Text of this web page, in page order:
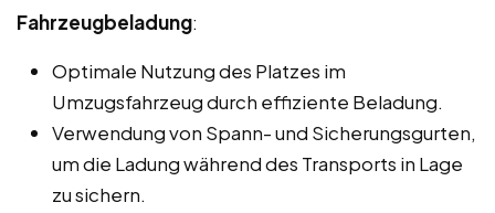
Fahrzeugbeladung:
Optimale Nutzung des Platzes im
Umzugsfahrzeug durch effiziente Beladung.
Verwendung von Spann- und Sicherungsgurten,
um die Ladung während des Transports in Lage
zu sichern.